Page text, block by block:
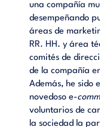
una compañía
desempeñando
áreas de
RR. HH. y área
comités de
de la compañía
Además, he sido
novedoso e-
voluntarios de
la sociedad la